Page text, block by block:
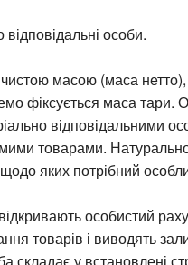
особи.
масою (маса нетто),
фіксується маса тари.
відповідальними
товарами.
яких потрібний
особистий
товарів і виводять
складає у встановлені